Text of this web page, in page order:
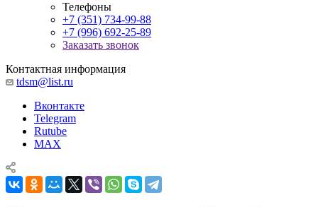
Телефоны
+7 (351) 734-99-88
+7 (996) 692-25-89
Заказать звонок
Контактная информация
tdsm@list.ru
Вконтакте
Telegram
Rutube
MAX